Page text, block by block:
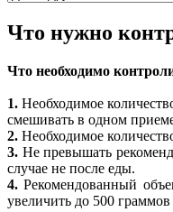
Что нужно
Что необходимо
1. Необходимое
смешивать в одном
2. Необходимое
3. Не превышать
случае не после еды.
4. Рекомендованный
увеличить до 500